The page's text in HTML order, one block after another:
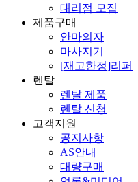
대리점 모집
제품구매
안마의자
마사지기
[재고한정]리퍼
렌탈
렌탈 제품
렌탈 신청
고객지원
공지사항
AS안내
대량구매